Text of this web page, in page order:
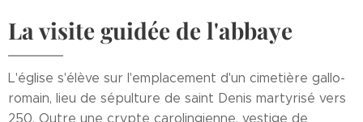
La visite guidée de l'abbaye
L'église s'élève sur l'emplacement d'un cimetière gallo-
romain, lieu de sépulture de saint Denis martyrisé vers
250. Outre une crypte carolingienne, vestige de